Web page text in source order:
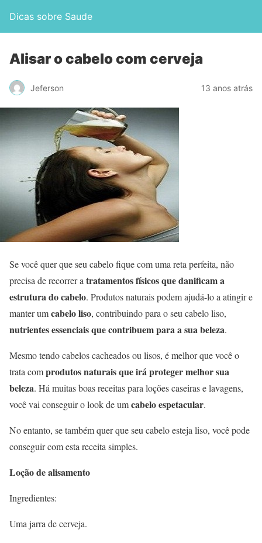
Dicas sobre Saude
Alisar o cabelo com cerveja
Jeferson 13 anos atrás
Se você quer que seu cabelo fique com uma reta perfeita, não
precisa de recorrer a tratamentos físicos que danificam a
estrutura do cabelo. Produtos naturais podem ajudá-lo a atingir e
manter umcabelo liso, contribuindo para o seu cabelo liso,
nutrientes essenciais que contribuem para a sua beleza.
Mesmo tendo cabelos cacheados ou lisos, é melhor que você o
trata comprodutos naturais que irá proteger melhor sua
beleza. Há muitas boas receitas para loções caseiras e lavagens,
você vai conseguir o look de umcabelo espetacular.
No entanto, se também quer que seu cabelo esteja liso, você pode
conseguir com esta receita simples.
Loção de alisamento
Ingredientes:
Uma jarra de cerveja.